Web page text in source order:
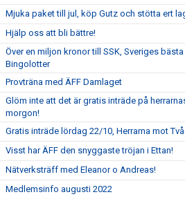
Mjuka paket till jul, köp Gutz och stötta ert
Hjälp oss att bli bättre!
Över en miljon kronor till SSK, Sveriges
Bingolotter
Provträna med ÄFF Damlaget
Glöm inte att det är gratis inträde på
morgon!
Gratis inträde lördag 22/10, Herrarna mot
Visst har ÄFF den snyggaste tröjan i Ettan!
Nätverksträff med Eleanor o Andreas!
Medlemsinfo augusti 2022